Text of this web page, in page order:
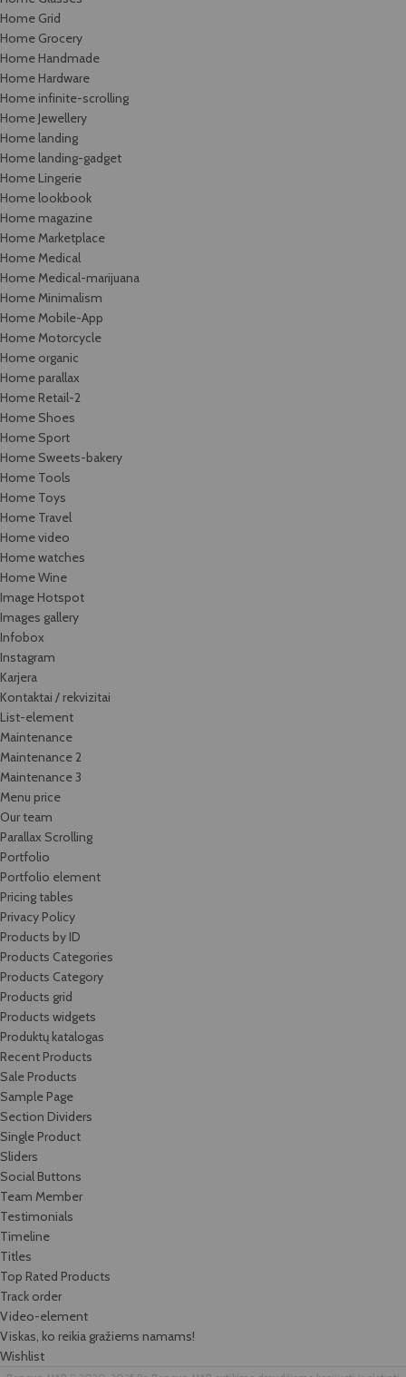
Home Grid
Home Grocery
Home Handmade
Home Hardware
Home infinite-scrolling
Home Jewellery
Home landing
Home landing-gadget
Home Lingerie
Home lookbook
Home magazine
Home Marketplace
Home Medical
Home Medical-marijuana
Home Minimalism
Home Mobile-App
Home Motorcycle
Home organic
Home parallax
Home Retail-2
Home Shoes
Home Sport
Home Sweets-bakery
Home Tools
Home Toys
Home Travel
Home video
Home watches
Home Wine
Image Hotspot
Images gallery
Infobox
Instagram
Karjera
Kontaktai / rekvizitai
List-element
Maintenance
Maintenance 2
Maintenance 3
Menu price
Our team
Parallax Scrolling
Portfolio
Portfolio element
Pricing tables
Privacy Policy
Products by ID
Products Categories
Products Category
Products grid
Products widgets
Produktų katalogas
Recent Products
Sale Products
Sample Page
Section Dividers
Single Product
Sliders
Social Buttons
Team Member
Testimonials
Timeline
Titles
Top Rated Products
Track order
Video-element
Viskas, ko reikia gražiems namams!
Wishlist